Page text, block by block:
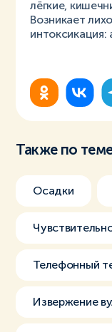
лёгкие,
Возникает
интоксикация:
Также по
Осадки
Телефонный
Извержение